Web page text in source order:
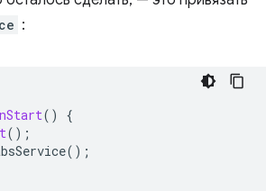
:
()
{
();
();